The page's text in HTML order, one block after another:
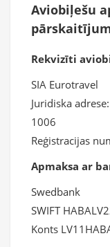
Aviobiļešu
Rekvizīti
SIA Eurotravel
Juridiskа
1006
Reģistrаcijas
Apmaksa ar
Swedbank
SWIFT
Konts